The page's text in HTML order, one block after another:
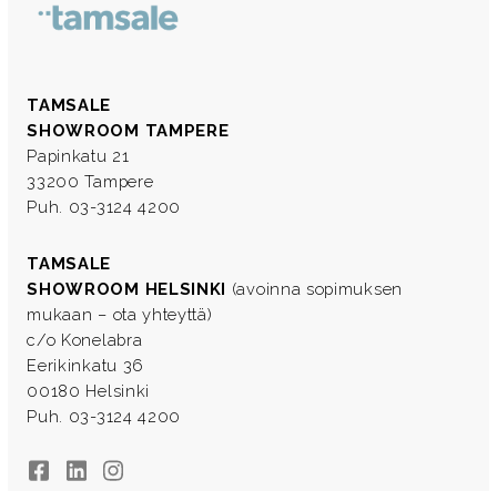
TAMSALE
SHOWROOM TAMPERE
Papinkatu 21
33200 Tampere
Puh. 03-3124 4200
TAMSALE
SHOWROOM HELSINKI (avoinna sopimuksen
mukaan – ota yhteyttä)
c/o Konelabra
Eerikinkatu 36
00180 Helsinki
Puh. 03-3124 4200
FacebookLinkedInInstagram